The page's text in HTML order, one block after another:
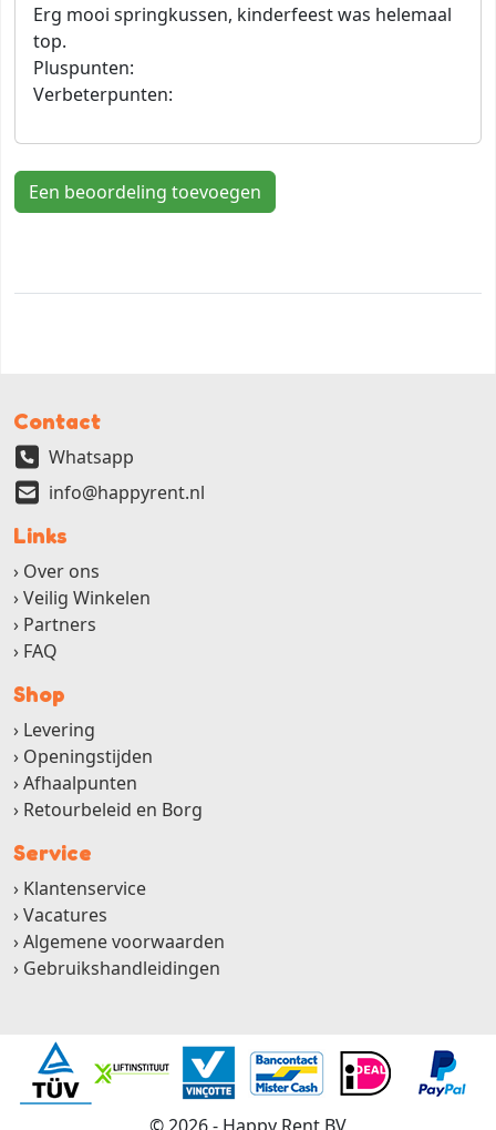
Erg mooi springkussen, kinderfeest was helemaal
top.
Pluspunten:
Verbeterpunten:
Een beoordeling toevoegen
Contact
Whatsapp
info@happyrent.nl
Links
Over ons
Veilig Winkelen
Partners
FAQ
Shop
Levering
Openingstijden
Afhaalpunten
Retourbeleid en Borg
Service
Klantenservice
Vacatures
Algemene voorwaarden
Gebruikshandleidingen
© 2026 - Happy Rent BV